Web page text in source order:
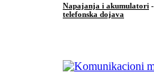
Napajanja i akumulatori -
telefonska dojava